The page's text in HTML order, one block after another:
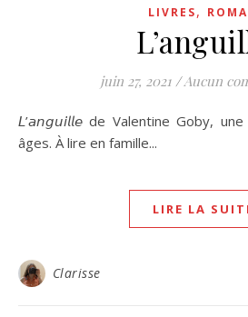
LIVRES,
juin 27, 2021 / Aucun
𝘓’𝘢𝘯𝘨𝘶𝘪𝘭𝘭𝘦 de Valentine Goby, une lecture pour tous les
âges. À lire en famille...
LIRE LA
Clarisse